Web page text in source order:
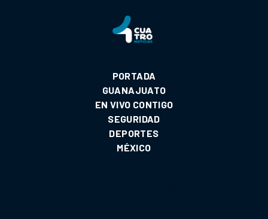
PORTADA
GUANAJUATO
EN VIVO CONTIGO
SEGURIDAD
DEPORTES
MÉXICO